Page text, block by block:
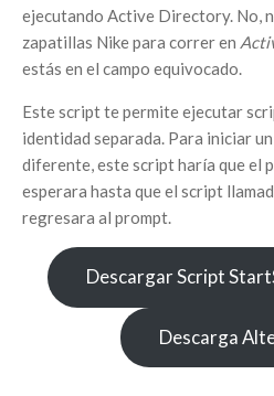
ejecutando Active Directory. No,
zapatillas Nike para correr en
estás en el campo equivocado.
Este script te permite ejecutar
identidad separada. Para iniciar
diferente, este script haría que el
esperara hasta que el script
regresara al prompt.
Descargar Script
Descarga